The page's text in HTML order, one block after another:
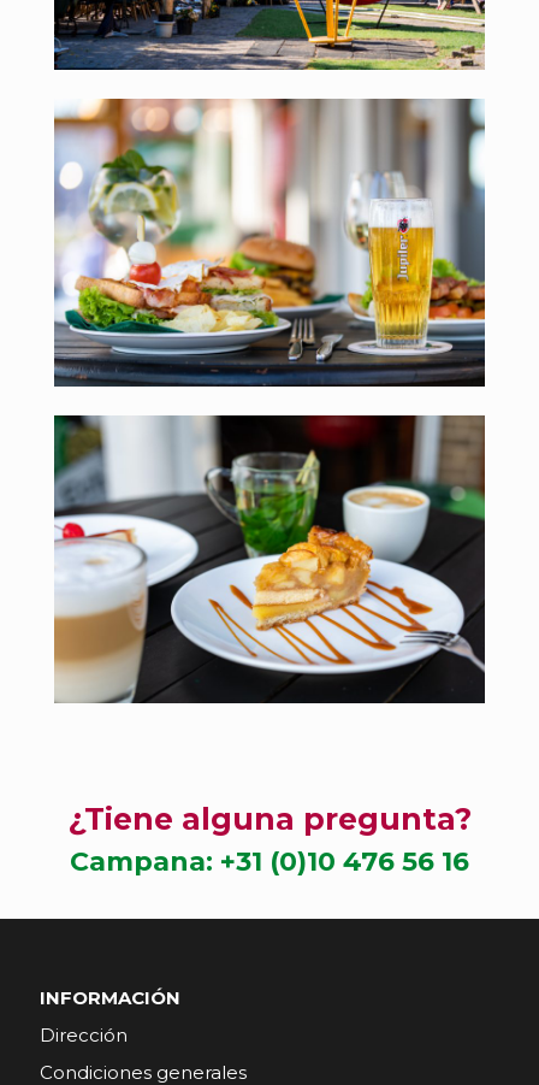
¿Tiene alguna pregunta?
Campana: +31 (0)10 476 56 16
INFORMACIÓN
Dirección
Condiciones generales